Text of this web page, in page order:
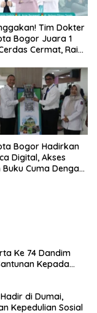
Tim Dokter
Bogor Juara 1
Cermat, Raih
Bogor Hadirkan
Digital, Akses
Buku Cuma Dengan
Ke 74 Dandim
Kepada
di Dumai,
Kepedulian Sosial